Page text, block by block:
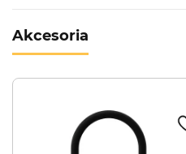
Akcesoria